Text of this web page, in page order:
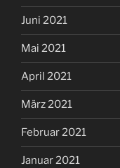
Juni 2021
Mai 2021
April 2021
März 2021
Februar 2021
Januar 2021